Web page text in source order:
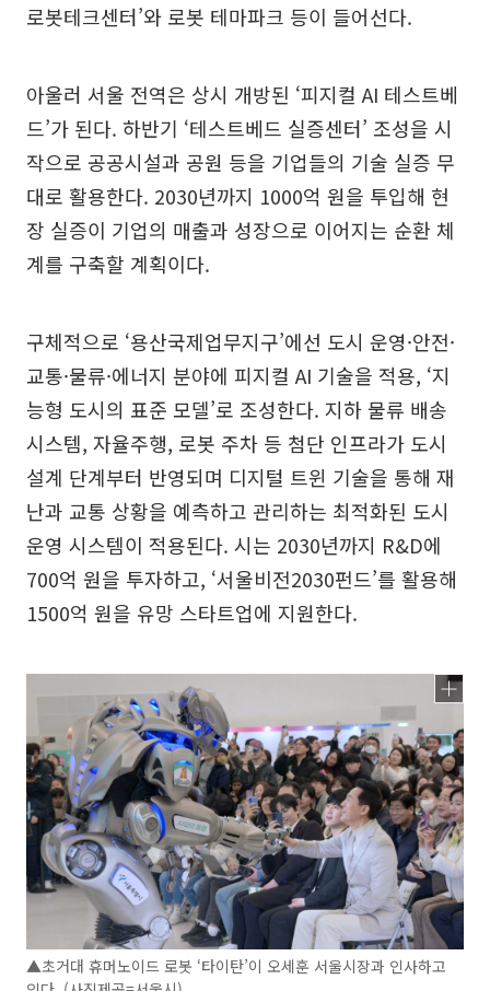
로봇테크센터’와 로봇 테마파크 등이 들어선다.
아울러 서울 전역은 상시 개방된 ‘피지컬 AI 테스트베
드’가 된다. 하반기 ‘테스트베드 실증센터’ 조성을 시
작으로 공공시설과 공원 등을 기업들의 기술 실증 무
대로 활용한다. 2030년까지 1000억 원을 투입해 현
장 실증이 기업의 매출과 성장으로 이어지는 순환 체
계를 구축할 계획이다.
구체적으로 ‘용산국제업무지구’에선 도시 운영·안전·
교통·물류·에너지 분야에 피지컬 AI 기술을 적용, ‘지
능형 도시의 표준 모델’로 조성한다. 지하 물류 배송
시스템, 자율주행, 로봇 주차 등 첨단 인프라가 도시
설계 단계부터 반영되며 디지털 트윈 기술을 통해 재
난과 교통 상황을 예측하고 관리하는 최적화된 도시
운영 시스템이 적용된다. 시는 2030년까지 R&D에
700억 원을 투자하고, ‘서울비전2030펀드’를 활용해
1500억 원을 유망 스타트업에 지원한다.
▲초거대 휴머노이드 로봇 ‘타이탄’이 오세훈 서울시장과 인사하고